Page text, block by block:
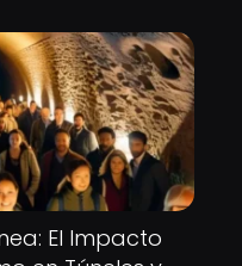
El Impacto